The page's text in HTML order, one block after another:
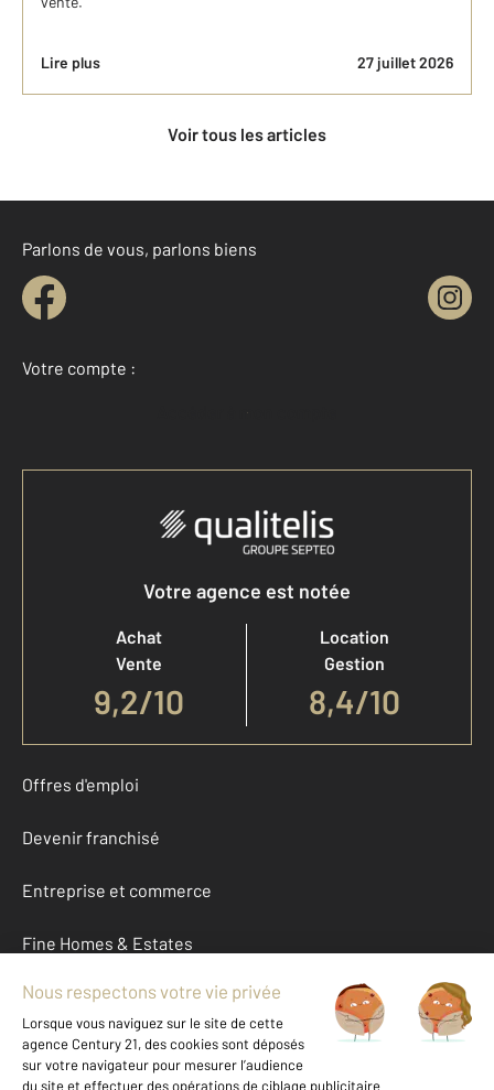
Lire plus 27 juillet 2026
Voir tous les articles
Parlons de vous, parlons biens
Votre compte :
Accéder à mon compte
Votre agence est notée
Achat
Vente
9,2/10
Location
Gestion
8,4/10
Offres d'emploi
Devenir franchisé
Entreprise et commerce
Fine Homes & Estates
À propos
International